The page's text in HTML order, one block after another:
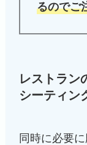
るのでご
レストラン
シーティン
同時に必要